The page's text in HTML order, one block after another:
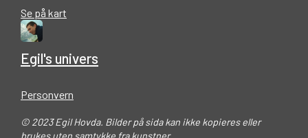
Se på kart
Egil's univers
Personvern
© 2023 Egil Hovda. Bilder på sida kan ikke kopieres eller